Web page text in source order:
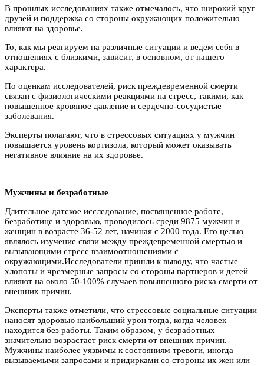
В прошлых исследованиях также отмечалось, что широкий круг
друзей и поддержка со стороны окружающих положительно
влияют на здоровье.
То, как мы реагируем на различные ситуации и ведем себя в
отношениях с близкими, зависит, в основном, от нашего
характера.
По оценкам исследователей, риск преждевременной смерти
связан с физиологическими реакциями на стресс, такими, как
повышенное кровяное давление и сердечно-сосудистые
заболевания.
Эксперты полагают, что в стрессовых ситуациях у мужчин
повышается уровень кортизола, который может оказывать
негативное влияние на их здоровье.
Мужчины и безработные
Длительное датское исследование, посвященное работе,
безработице и здоровью, проводилось среди 9875 мужчин и
женщин в возрасте 36-52 лет, начиная с 2000 года. Его целью
являлось изучение связи между преждевременной смертью и
вызывающими стресс взаимоотношениями с
окружающими.Исследователи пришли к выводу, что частые
хлопоты и чрезмерные запросы со стороны партнеров и детей
влияют на около 50-100% случаев повышенного риска смерти от
внешних причин.
Эксперты также отметили, что стрессовые социальные ситуации
наносят здоровью наибольший урон тогда, когда человек
находится без работы. Таким образом, у безработных
значительно возрастает риск смерти от внешних причин.
Мужчины наиболее уязвимы к состояниям тревоги, иногда
вызываемыми запросами и придирками со стороны их жен или